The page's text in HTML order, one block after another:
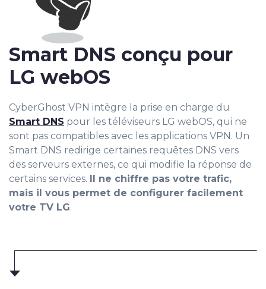
Smart DNS conçu pour
LG webOS
CyberGhost VPN intègre la prise en charge du
Smart DNS pour les téléviseurs LG webOS, qui ne
sont pas compatibles avec les applications VPN. Un
Smart DNS redirige certaines requêtes DNS vers
des serveurs externes, ce qui modifie la réponse de
certains services.
Il ne chiffre pas votre trafic,
mais il vous permet de configurer facilement
votre TV LG.